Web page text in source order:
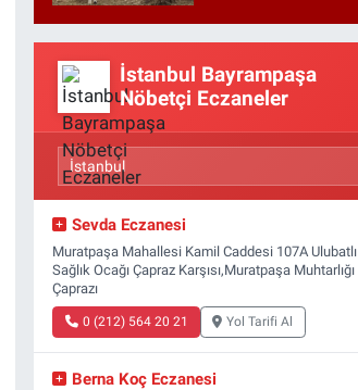
İstanbul Bayrampaşa
Nöbetçi Eczaneler
Sevda Eczanesi
Muratpaşa Mahallesi Kamil Caddesi 107A Ulubatlı
Sağlık Ocağı Çapraz Karşısı,Muratpaşa Muhtarlığı
Çaprazı
0 (212) 564 20 21 Yol Tarifi Al
Berna Koç Eczanesi